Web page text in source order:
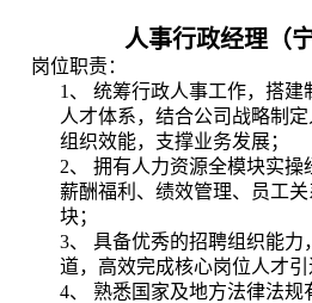
人事行政经理（
岗位职责：
1、 统筹行政人事工作，搭
人才体系，结合公司战略制
组织效能，支撑业务发展；
2、 拥有人力资源全模块实操
薪酬福利、绩效管理、员工
块；
3、 具备优秀的招聘组织能力
道，高效完成核心岗位人才引
4、 熟悉国家及地方法律法规